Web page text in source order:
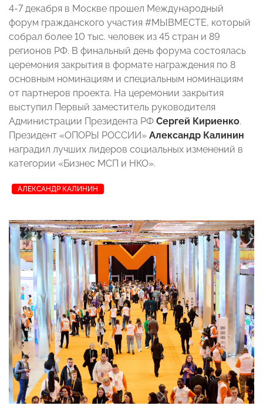
4-7 декабря в Москве прошел Международный
форум гражданского участия #МЫВМЕСТЕ, который
собрал более 10 тыс. человек из 45 стран и 89
регионов РФ. В финальный день форума состоялась
церемония закрытия в формате награждения по 8
основным номинациям и специальным номинациям
от партнеров проекта. На церемонии закрытия
выступил Первый заместитель руководителя
Администрации Президента РФ Сергей Кириенко.
Президент «ОПОРЫ РОССИИ» Александр Калинин
наградил лучших лидеров социальных изменений в
категории «Бизнес МСП и НКО».
АЛЕКСАНДР КАЛИНИН